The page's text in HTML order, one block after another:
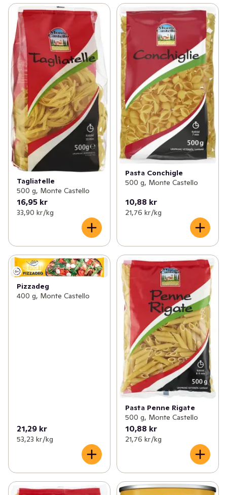
Tagliatelle
500 g, Monte Castello
16,95 kr
33,90 kr /kg
Pasta Conchigle
500 g, Monte Castello
10,88 kr
21,76 kr /kg
Pizzadeg
400 g, Monte Castello
21,29 kr
53,23 kr /kg
Pasta Penne Rigate
500 g, Monte Castello
10,88 kr
21,76 kr /kg